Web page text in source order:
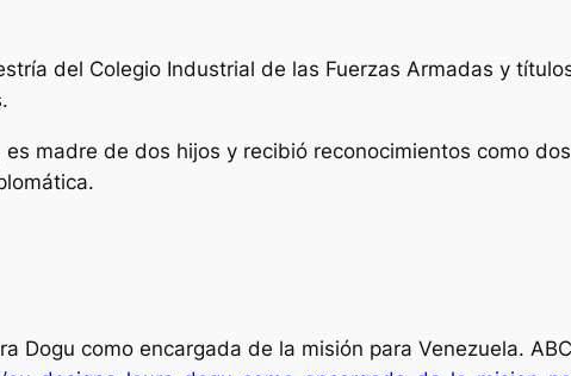
del Colegio Industrial de las Fuerzas Armadas y
madre de dos hijos y recibió reconocimientos como
Dogu como encargada de la misión para Venezuela.